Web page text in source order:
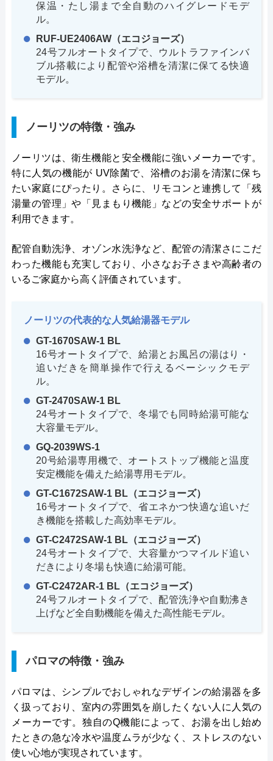
保温・たし湯まで全自動のハイグレードモデ
ル。
RUF-UE2406AW（エコジョーズ）
24号フルオートタイプで、ウルトラファインバ
ブル搭載により配管や浴槽を清潔に保てる快適
モデル。
ノーリツの特徴・強み
ノーリツは、衛生機能と安全機能に強いメーカーです。
特に人気の機能が UV除菌で、浴槽のお湯を清潔に保ち
たい家庭にぴったり。さらに、リモコンと連携して「残
湯量の管理」や「見まもり機能」などの安全サポートが
利用できます。
配管自動洗浄、オゾン水洗浄など、配管の清潔さにこだ
わった機能も充実しており、小さなお子さまや高齢者の
いるご家庭から高く評価されています。
ノーリツの代表的な人気給湯器モデル
GT-1670SAW-1 BL
16号オートタイプで、給湯とお風呂の湯はり・
追いだきを簡単操作で行えるベーシックモデ
ル。
GT-2470SAW-1 BL
24号オートタイプで、冬場でも同時給湯可能な
大容量モデル。
GQ-2039WS-1
20号給湯専用機で、オートストップ機能と温度
安定機能を備えた給湯専用モデル。
GT-C1672SAW-1 BL（エコジョーズ）
16号オートタイプで、省エネかつ快適な追いだ
き機能を搭載した高効率モデル。
GT-C2472SAW-1 BL（エコジョーズ）
24号オートタイプで、大容量かつマイルド追い
だきにより冬場も快適に給湯可能。
GT-C2472AR-1 BL（エコジョーズ）
24号フルオートタイプで、配管洗浄や自動沸き
上げなど全自動機能を備えた高性能モデル。
パロマの特徴・強み
パロマは、シンプルでおしゃれなデザインの給湯器を多
く扱っており、室内の雰囲気を崩したくない人に人気の
メーカーです。独自のQ機能によって、お湯を出し始め
たときの急な冷水や温度ムラが少なく、ストレスのない
使い心地が実現されています。